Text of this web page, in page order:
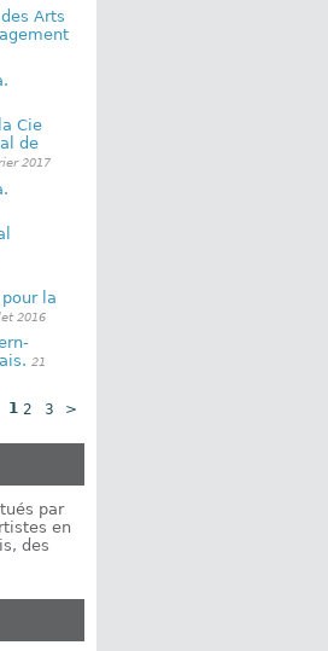
Arts
Cie
de
2017
la
2016
21
1 2 3 >
par
en
des